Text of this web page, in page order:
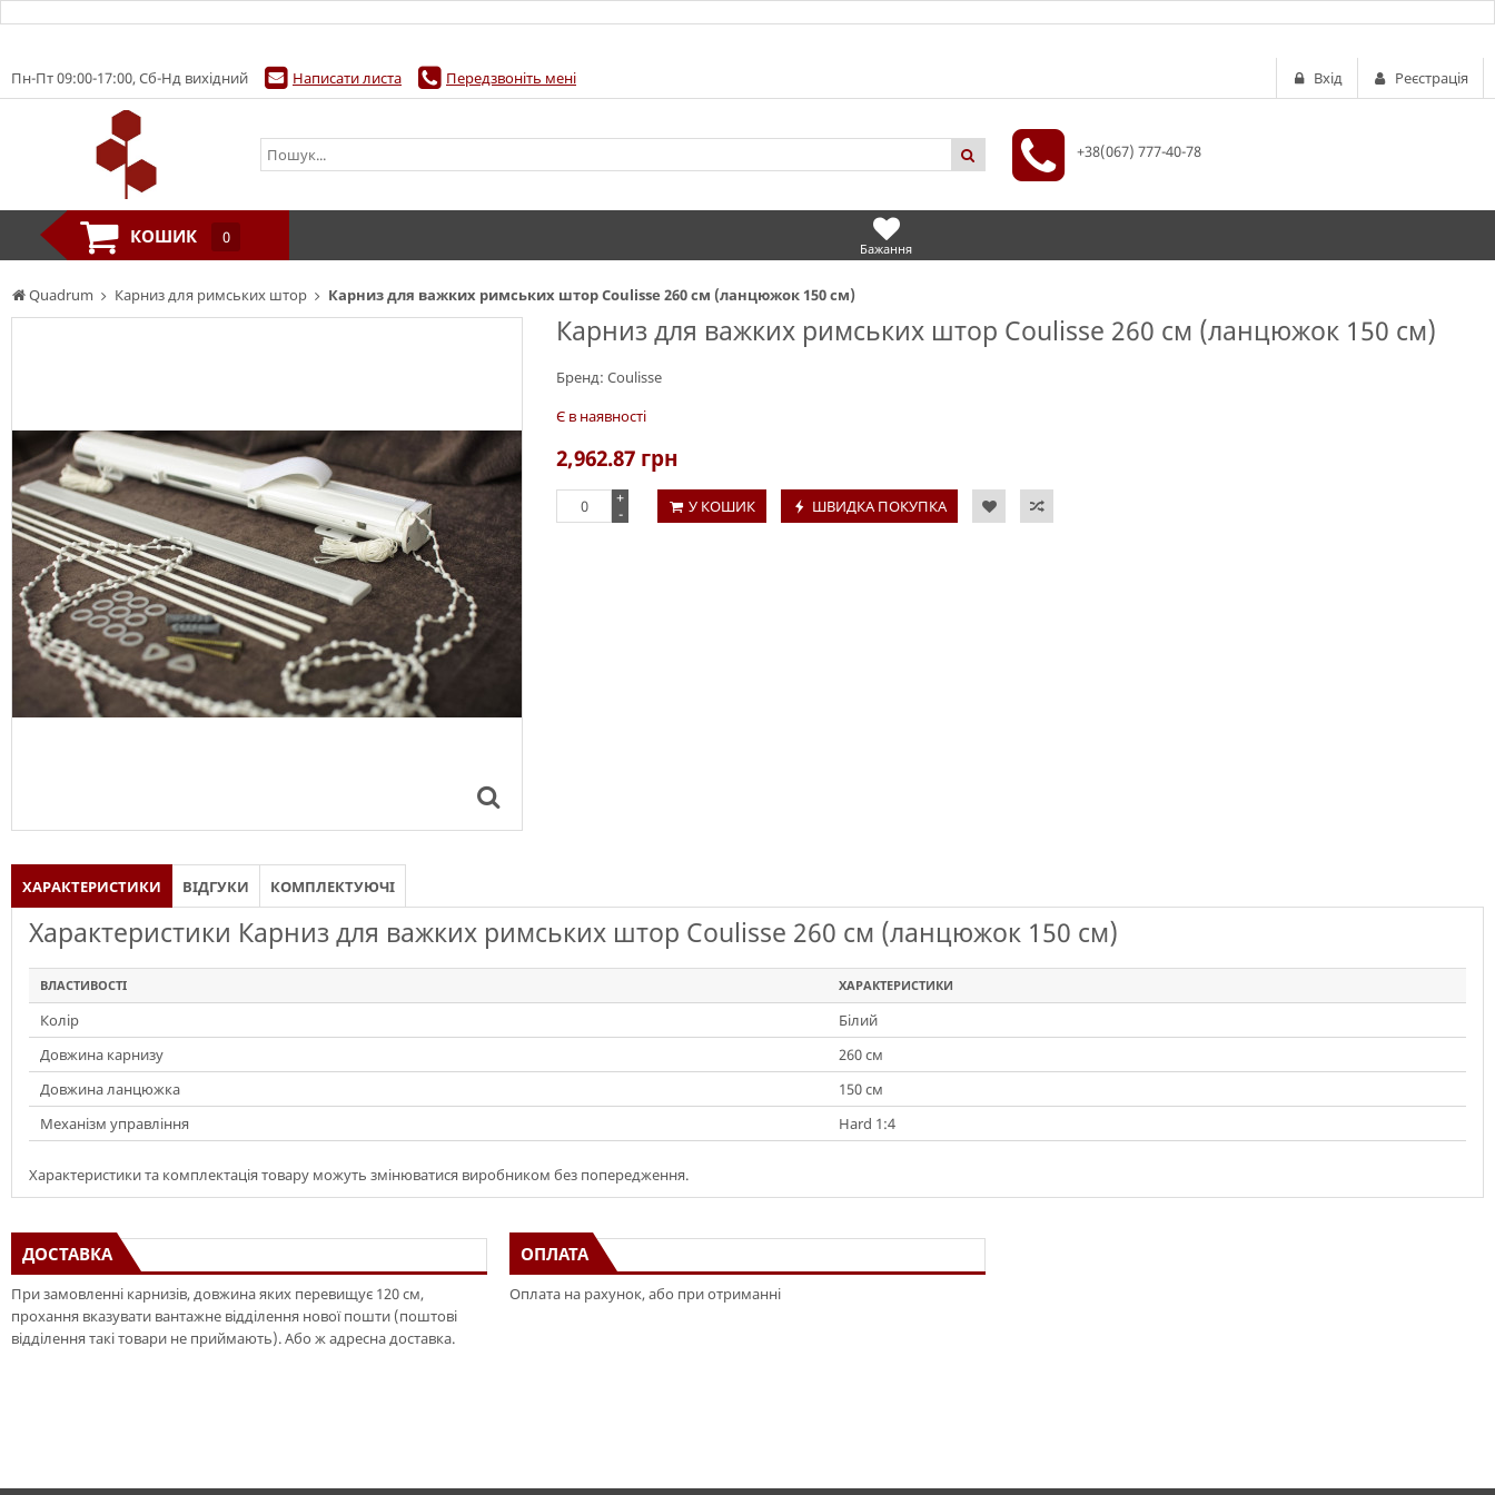
Quadrum Карниз для римських штор Карниз для важких римських штор Coulisse 260 см (ланцюжок 150 см)
Карниз для важких римських штор Coulisse 260 см (ланцюжок 150 см)
Бренд: Coulisse
Є в наявності
2,962.87 грн
+
-
У КОШИК ШВИДКА ПОКУПКА
ХАРАКТЕРИСТИКИ ВІДГУКИ КОМПЛЕКТУЮЧІ
Характеристики Карниз для важких римських штор Coulisse 260 см (ланцюжок 150 см)
ВЛАСТИВОСТІ ХАРАКТЕРИСТИКИ
Колір
Білий
Довжина карнизу
260 см
Довжина ланцюжка
150 см
Механізм управління
Hard 1:4
Характеристики та комплектація товару можуть змінюватися виробником без попередження.
ДОСТАВКА
При замовленні карнизів, довжина яких перевищує 120 см,
прохання вказувати вантажне відділення нової пошти (поштові
відділення такі товари не приймають). Або ж адресна доставка.
ОПЛАТА
Оплата на рахунок, або при отриманні
Пн-Пт 09:00-17:00, Сб-Нд вихідний Написати листа Передзвоніть мені Вхід Реєстрація
+38(067) 777-40-78
КОШИК 0
Бажання